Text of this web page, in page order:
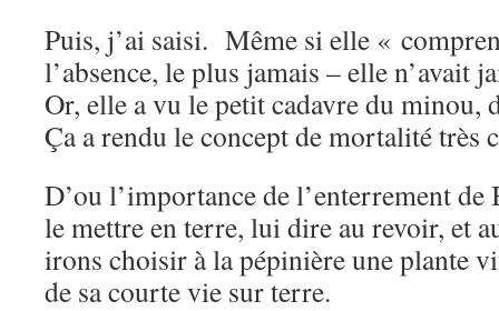
Puis, j’ai saisi. Même si elle «
l’absence, le plus jamais – elle n’avait
Or, elle a vu le petit cadavre du minou,
Ça a rendu le concept de mortalité très
D’ou l’importance de l’enterrement
le mettre en terre, lui dire au revoir, et
irons choisir à la pépinière une plante
de sa courte vie sur terre.